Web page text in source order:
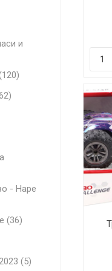
и
- Hape
(36)
(5)